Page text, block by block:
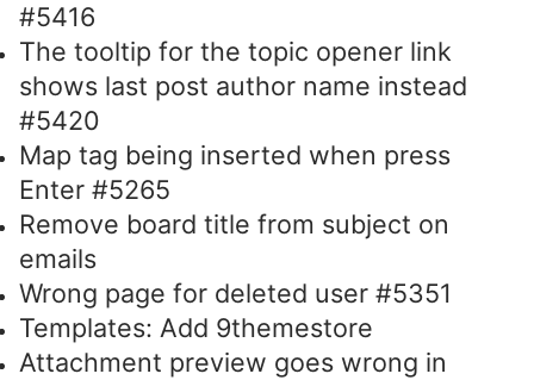
#5416
The tooltip for the topic opener link
shows last post author name instead
#5420
Map tag being inserted when press
Enter #5265
Remove board title from subject on
emails
Wrong page for deleted user #5351
Templates: Add 9themestore
Attachment preview goes wrong in